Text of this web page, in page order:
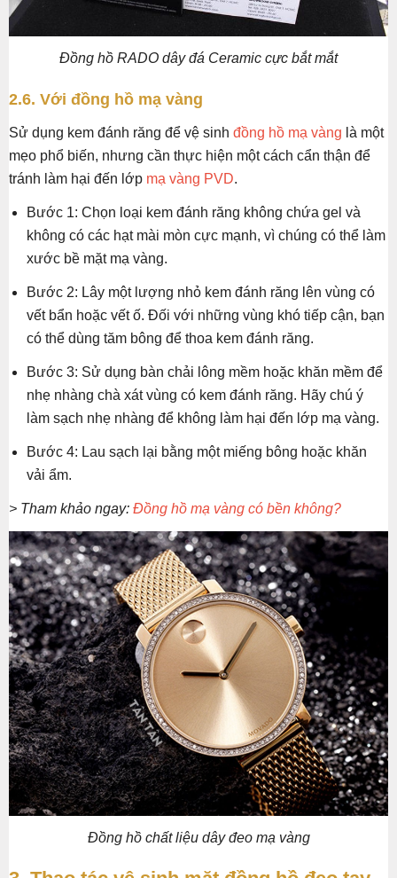
Đồng hồ RADO dây đá Ceramic cực bắt mắt
2.6. Với đồng hồ mạ vàng
Sử dụng kem đánh răng để vệ sinh đồng hồ mạ vàng là một
mẹo phổ biến, nhưng cần thực hiện một cách cẩn thận để
tránh làm hại đến lớp mạ vàng PVD.
Bước 1: Chọn loại kem đánh răng không chứa gel và
không có các hạt mài mòn cực mạnh, vì chúng có thể làm
xước bề mặt mạ vàng.
Bước 2: Lây một lượng nhỏ kem đánh răng lên vùng có
vết bẩn hoặc vết ố. Đối với những vùng khó tiếp cận, bạn
có thể dùng tăm bông để thoa kem đánh răng.
Bước 3: Sử dụng bàn chải lông mềm hoặc khăn mềm để
nhẹ nhàng chà xát vùng có kem đánh răng. Hãy chú ý
làm sạch nhẹ nhàng để không làm hại đến lớp mạ vàng.
Bước 4: Lau sạch lại bằng một miếng bông hoặc khăn
vải ẩm.
> Tham khảo ngay: Đồng hồ mạ vàng có bền không?
Đồng hồ chất liệu dây đeo mạ vàng